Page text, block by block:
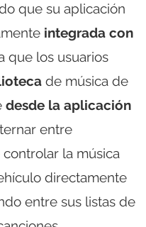
que su aplicación
integrada con
que los usuarios
de música de
desde la aplicación
entre
la música
directamente
entre sus listas de